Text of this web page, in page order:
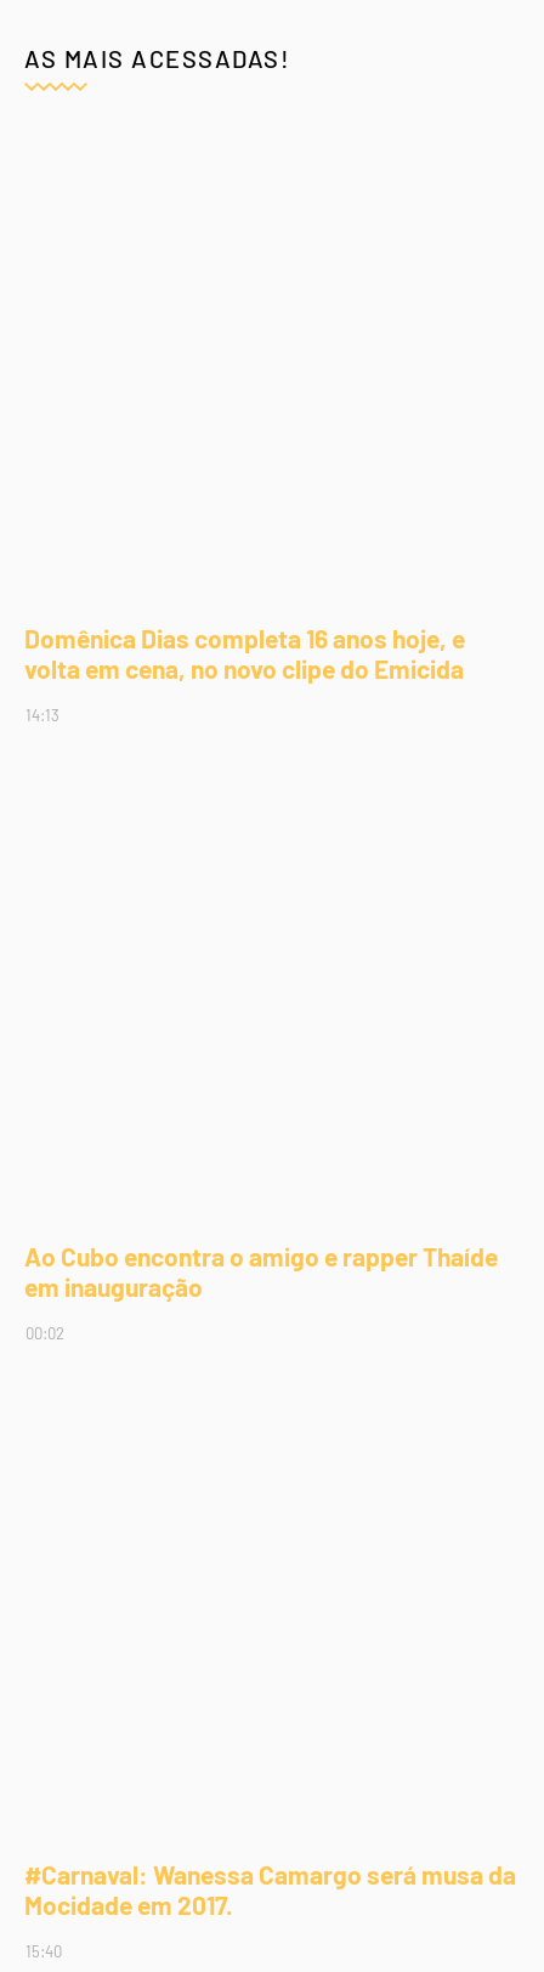
AS MAIS ACESSADAS!
Domênica Dias completa 16 anos hoje, e
volta em cena, no novo clipe do Emicida
14:13
Ao Cubo encontra o amigo e rapper Thaíde
em inauguração
00:02
#Carnaval: Wanessa Camargo será musa da
Mocidade em 2017.
15:40